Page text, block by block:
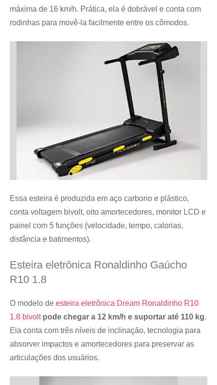
máxima de 16 km/h. Prática, ela é dobrável e conta com
rodinhas para movê-la facilmente entre os cômodos.
Essa esteira é produzida em aço carbono e plástico,
conta voltagem bivolt, oito amortecedores, monitor LCD e
painel com 5 funções (velocidade, tempo, calorias,
distância e batimentos).
Esteira eletrônica Ronaldinho Gaúcho
R10 1.8
O modelo de esteira eletrônica Dream Ronaldinho R10
1.8 bivolt pode chegar a 12 km/h e suportar até 110 kg.
Ela conta com três níveis de inclinação, tecnologia para
absorver impactos e amortecedores para preservar as
articulações dos usuários.